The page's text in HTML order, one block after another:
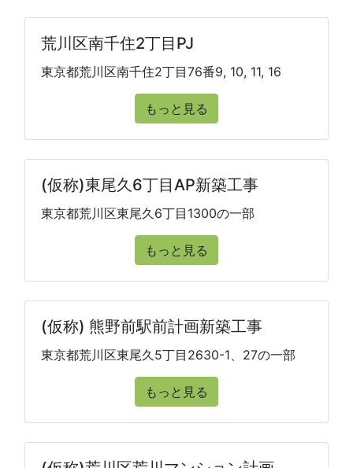
荒川区南千住2丁目PJ
東京都荒川区南千住2丁目76番9, 10, 11, 16
もっと見る
(仮称)東尾久6丁目AP新築工事
東京都荒川区東尾久6丁目1300の一部
もっと見る
(仮称) 熊野前駅前計画新築工事
東京都荒川区東尾久5丁目2630-1、27の一部
もっと見る